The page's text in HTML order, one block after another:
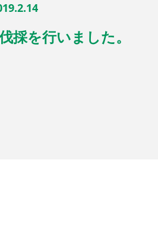
採を行いました。